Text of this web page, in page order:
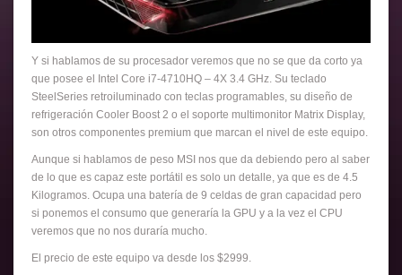
Y si hablamos de su procesador veremos que no se que da corto ya
que posee el Intel Core i7-4710HQ – 4X 3.4 GHz. Su teclado
SteelSeries retroiluminado con teclas programables, su diseño de
refrigeración Cooler Boost 2 o el soporte multimonitor Matrix Display,
son otros componentes premium que marcan el nivel de este equipo.
Aunque si hablamos de peso MSI nos que da debiendo pero al saber
de lo que es capaz este portátil es solo un detalle, ya que es de 4.5
Kilogramos. Ocupa una batería de 9 celdas de gran capacidad pero
si ponemos el consumo que generaría la GPU y a la vez el CPU
veremos que no nos duraría mucho.
El precio de este equipo va desde los $2999.